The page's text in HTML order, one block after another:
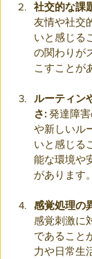
社交的な課
友情や社交
いと感じる
の関わりが
こすことが
ルーティン
さ: 発達障
や新しいル
いと感じる
能な環境や
があります。
感覚処理の
感覚刺激に
であること
力や日常生